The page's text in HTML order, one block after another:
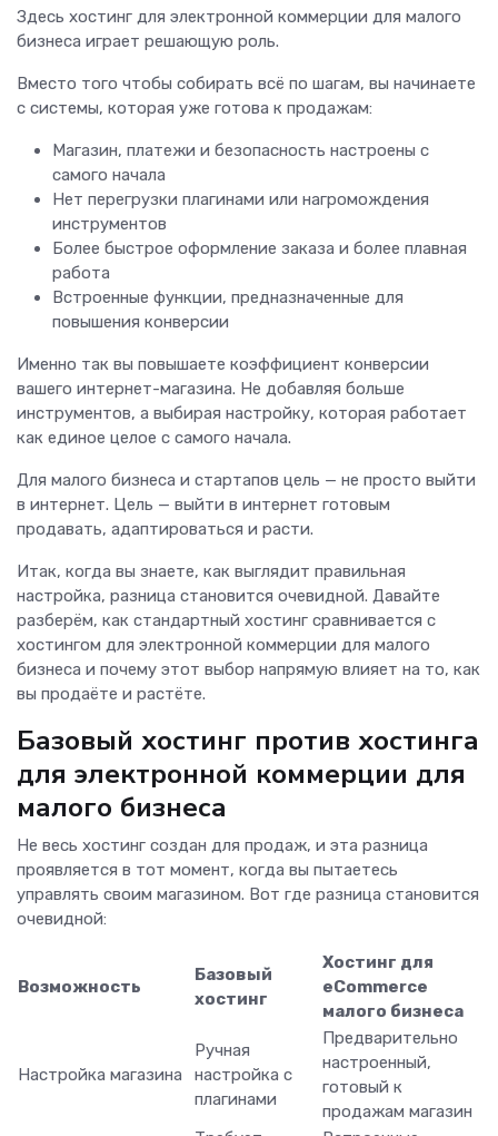
Здесь хостинг для электронной коммерции для малого
бизнеса играет решающую роль.
Вместо того чтобы собирать всё по шагам, вы начинаете
с системы, которая уже готова к продажам:
Магазин, платежи и безопасность настроены с
самого начала
Нет перегрузки плагинами или нагромождения
инструментов
Более быстрое оформление заказа и более плавная
работа
Встроенные функции, предназначенные для
повышения конверсии
Именно так вы повышаете коэффициент конверсии
вашего интернет-магазина. Не добавляя больше
инструментов, а выбирая настройку, которая работает
как единое целое с самого начала.
Для малого бизнеса и стартапов цель — не просто выйти
в интернет. Цель — выйти в интернет готовым
продавать, адаптироваться и расти.
Итак, когда вы знаете, как выглядит правильная
настройка, разница становится очевидной. Давайте
разберём, как стандартный хостинг сравнивается с
хостингом для электронной коммерции для малого
бизнеса и почему этот выбор напрямую влияет на то, как
вы продаёте и растёте.
Базовый хостинг против хостинга
для электронной коммерции для
малого бизнеса
Не весь хостинг создан для продаж, и эта разница
проявляется в тот момент, когда вы пытаетесь
управлять своим магазином. Вот где разница становится
очевидной:
Возможность
Базовый
хостинг
Хостинг для
eCommerce
малого бизнеса
Настройка магазина
Ручная
настройка с
плагинами
Предварительно
настроенный,
готовый к
продажам магазин